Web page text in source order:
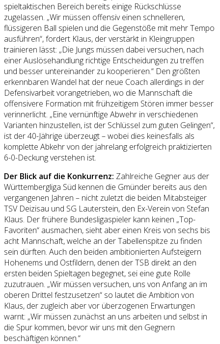
spieltaktischen Bereich bereits einige Rückschlüsse
zugelassen. „Wir müssen offensiv einen schnelleren,
flüssigeren Ball spielen und die Gegenstöße mit mehr Tempo
ausführen“, fordert Klaus, der verstärkt in Kleingruppen
trainieren lässt: „Die Jungs müssen dabei versuchen, nach
einer Auslösehandlung richtige Entscheidungen zu treffen
und besser untereinander zu kooperieren.“ Den größten
erkennbaren Wandel hat der neue Coach allerdings in der
Defensivarbeit vorangetrieben, wo die Mannschaft die
offensivere Formation mit frühzeitigem Stören immer besser
verinnerlicht. „Eine vernünftige Abwehr in verschiedenen
Varianten hinzustellen, ist der Schlüssel zum guten Gelingen“,
ist der 40-Jährige überzeugt – wobei dies keinesfalls als
komplette Abkehr von der jahrelang erfolgreich praktizierten
6-0-Deckung verstehen ist.
Der Blick auf die Konkurrenz: Zahlreiche Gegner aus der
Württembergliga Süd kennen die Gmünder bereits aus den
vergangenen Jahren – nicht zuletzt die beiden Mitabsteiger
TSV Deizisau und SG Lauterstein, den Ex-Verein von Stefan
Klaus. Der frühere Bundesligaspieler kann keinen „Top-
Favoriten“ ausmachen, sieht aber einen Kreis von sechs bis
acht Mannschaft, welche an der Tabellenspitze zu finden
sein dürften. Auch den beiden ambitionierten Aufsteigern
Hohenems und Ostfildern, denen der TSB direkt an den
ersten beiden Spieltagen begegnet, sei eine gute Rolle
zuzutrauen. „Wir müssen versuchen, uns von Anfang an im
oberen Drittel festzusetzen“ so lautet die Ambition von
Klaus, der zugleich aber vor überzogenen Erwartungen
warnt: „Wir müssen zunächst an uns arbeiten und selbst in
die Spur kommen, bevor wir uns mit den Gegnern
beschäftigen können.“